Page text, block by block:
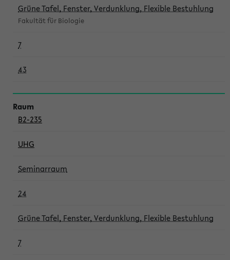
Grüne Tafel, Fenster, Verdunklung, Flexible Bestuhlung
Fakultät für Biologie
7
43
B2-235
UHG
Seminarraum
24
Grüne Tafel, Fenster, Verdunklung, Flexible Bestuhlung
7